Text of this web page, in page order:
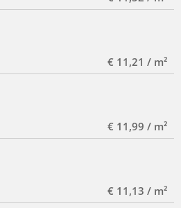
€ 11,21 / m²
€ 11,99 / m²
€ 11,13 / m²